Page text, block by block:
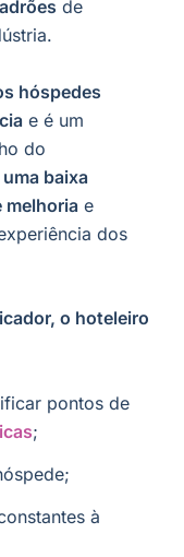
de
hóspedes
e é um
do
uma baixa
melhoria e
dos
o hoteleiro
pontos de
;
à